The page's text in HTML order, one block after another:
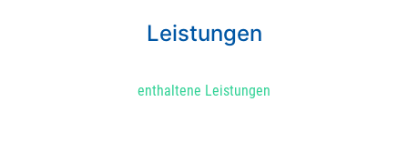
Leistungen
enthaltene Leistungen